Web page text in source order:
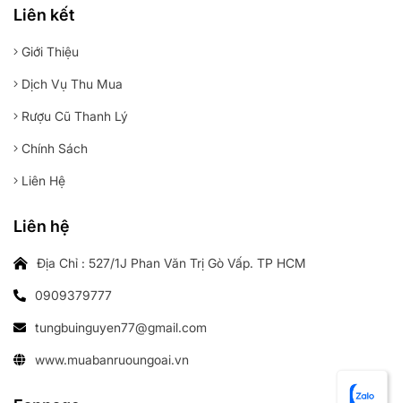
Liên kết
Giới Thiệu
Dịch Vụ Thu Mua
Rượu Cũ Thanh Lý
Chính Sách
Liên Hệ
Liên hệ
Địa Chỉ : 527/1J Phan Văn Trị Gò Vấp. TP HCM
0909379777
tungbuinguyen77@gmail.com
www.muabanruoungoai.vn